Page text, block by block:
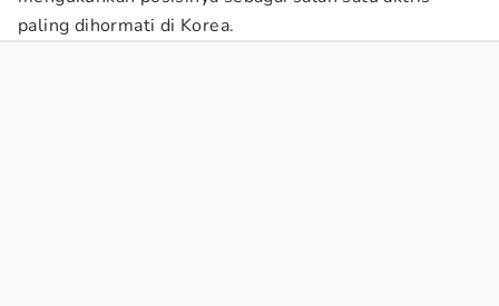
paling dihormati di Korea.